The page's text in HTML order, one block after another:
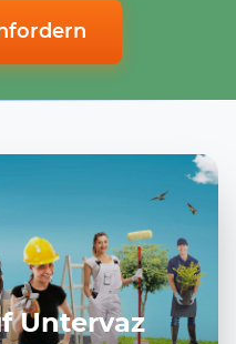
Untervaz